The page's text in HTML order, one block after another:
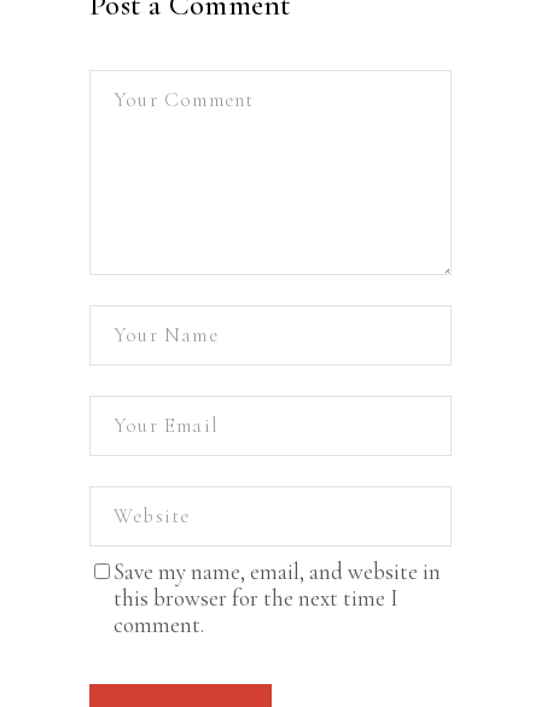
Save my name, email, and website in
this browser for the next time I
comment.